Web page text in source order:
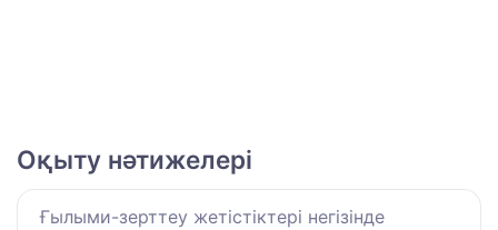
Оқыту нәтижелері
Ғылыми-зерттеу жетістіктері негізінде